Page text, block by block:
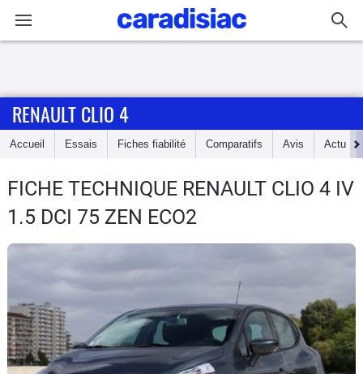
Accueil
Essais
Guide
Electriques
Utilitaires
RENAULT CLIO 4
Accueil Essais Fiches fiabilité Comparatifs Avis Actu
FICHE TECHNIQUE RENAULT CLIO 4 IV
1.5 DCI 75 ZEN ECO2